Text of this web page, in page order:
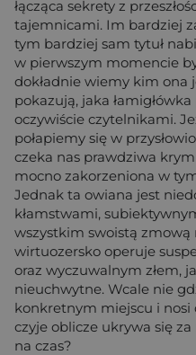
łącząca sekrety z
tajemnicami. Im bardziej
tym bardziej sam tytuł
w pierwszym momencie
dokładnie wiemy kim ona
pokazują, jaka
oczywiście czytelnikami.
połapiemy się w
czeka nas prawdziwa
mocno zakorzeniona w
Jednak ta owiana jest
kłamstwami,
wszystkim swoistą zmową
wirtuozersko operuje
oraz wyczuwalnym złem,
nieuchwytne. Wcale nie
konkretnym miejscu i nosi
czyje oblicze ukrywa się
na czas?